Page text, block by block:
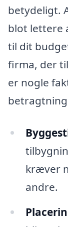
betydeligt.
blot lettere
til dit
firma, der
er nogle
kræver
andre.